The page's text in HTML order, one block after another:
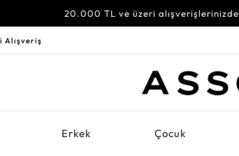
20.000 TL ve üzeri alışverişlerinizde
Alışveriş
Erkek Çocuk